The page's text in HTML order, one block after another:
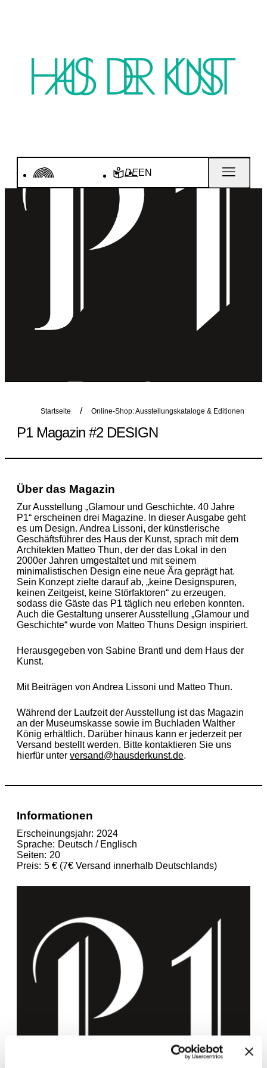
DEEN
Startseite Online-Shop: Ausstellungskataloge & Editionen
P1 Magazin #2 DESIGN
Über das Magazin
Zur Ausstellung „Glamour und Geschichte. 40 Jahre
P1“ erscheinen drei Magazine. In dieser Ausgabe geht
es um Design. Andrea Lissoni, der künstlerische
Geschäftsführer des Haus der Kunst, sprach mit dem
Architekten Matteo Thun, der der das Lokal in den
2000er Jahren umgestaltet und mit seinem
minimalistischen Design eine neue Ära geprägt hat.
Sein Konzept zielte darauf ab, „keine Designspuren,
keinen Zeitgeist, keine Störfaktoren“ zu erzeugen,
sodass die Gäste das P1 täglich neu erleben konnten.
Auch die Gestaltung unserer Ausstellung „Glamour und
Geschichte“ wurde von Matteo Thuns Design inspiriert.
Herausgegeben von Sabine Brantl und dem Haus der
Kunst.
Mit Beiträgen von Andrea Lissoni und Matteo Thun.
Während der Laufzeit der Ausstellung ist das Magazin
an der Museumskasse sowie im Buchladen Walther
König erhältlich. Darüber hinaus kann er jederzeit per
Versand bestellt werden. Bitte kontaktieren Sie uns
hierfür unter versand@hausderkunst.de.
Informationen
Erscheinungsjahr 2024
Sprache
Deutsch / Englisch
Seiten
20
Preis 5 € (7€ Versand innerhalb Deutschlands)